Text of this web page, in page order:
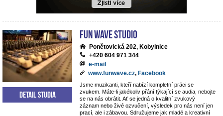
Fun Wave Studio
Ponětovická 202, Kobylnice
+420 604 971 344
e-mail
www.funwave.cz, Facebook
Jsme muzikanti, kteří nabízí kompletní práci se
zvukem. Máte-li jakékoliv přání týkající se audia, nebojte
se na nás obrátit. Ať se jedná o kvalitní zvukový
záznam nebo živé ozvučení, výsledek pro nás není jen
prací, ale i zábavou. Sdružujeme jak mladé a kreativní
Detail studia